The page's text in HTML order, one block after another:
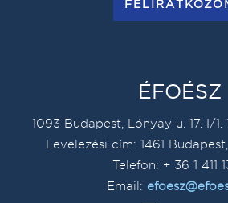
ÉFOÉSZ
1093 Budapest, Lónyay u. 17. I/1.
Levelezési cím: 1461
Telefon: + 36 1 411
Email: